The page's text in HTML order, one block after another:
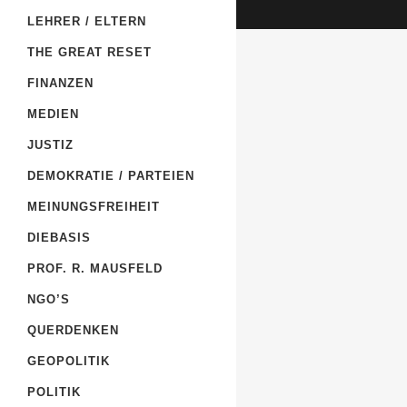
LEHRER / ELTERN
THE GREAT RESET
FINANZEN
MEDIEN
JUSTIZ
DEMOKRATIE / PARTEIEN
MEINUNGSFREIHEIT
DIEBASIS
PROF. R. MAUSFELD
NGO’S
QUERDENKEN
GEOPOLITIK
POLITIK